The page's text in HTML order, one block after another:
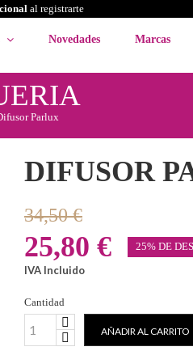
al registrarte
Novedades Marcas
Parlux
DIFUSOR
34,50 €
25,80 € 25% DE
IVA Incluido
Cantidad
AÑADIR AL CARRITO